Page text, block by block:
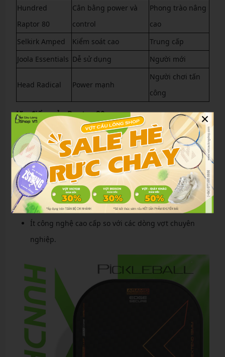
Hundred
Raptor 80
Cân bằng power và
control
Phong trào nâng
cao
Selkirk Amped
Kiểm soát cao
Trung cấp
Joola Essentials Dễ sử dụng Người mới
Head Radical Power mạnh
Người chơi tấn
công
Ưu điểm của Raptor 80
Thiết kế ổn định
Cảm giác đánh chắc tay
Phù hợp với nhiều trình độ người chơi.
Hạn chế
Không thiên hoàn toàn về power
Ít công nghệ cao cấp so với các dòng vợt chuyên
nghiệp.
×